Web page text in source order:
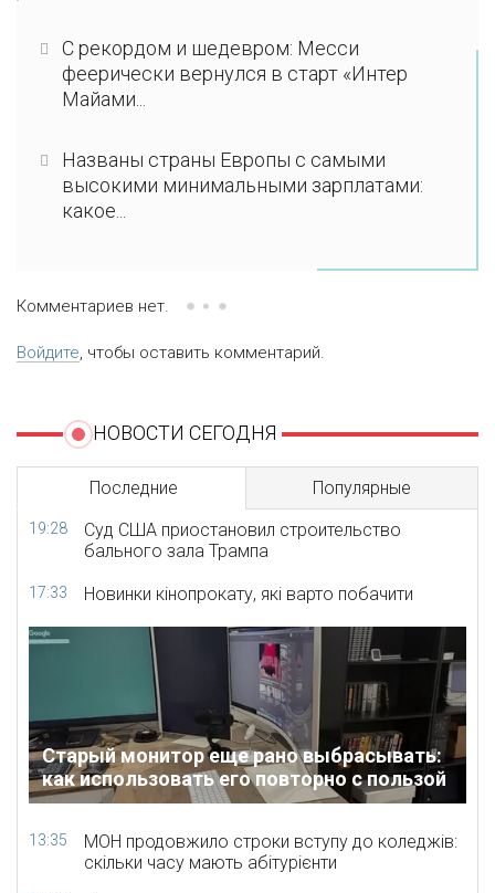
С рекордом и шедевром: Месси
феерически вернулся в старт «Интер
Майами...
Названы страны Европы с самыми
высокими минимальными зарплатами:
какое...
Комментариев нет.
Войдите, чтобы оставить комментарий.
НОВОСТИ СЕГОДНЯ
Последние Популярные
19:28
Суд США приостановил строительство
бального зала Трампа
17:33 Новинки кінопрокату, які варто побачити
Старый монитор еще рано выбрасывать:
как использовать его повторно с пользой
13:35
МОН продовжило строки вступу до коледжів:
скільки часу мають абітурієнти